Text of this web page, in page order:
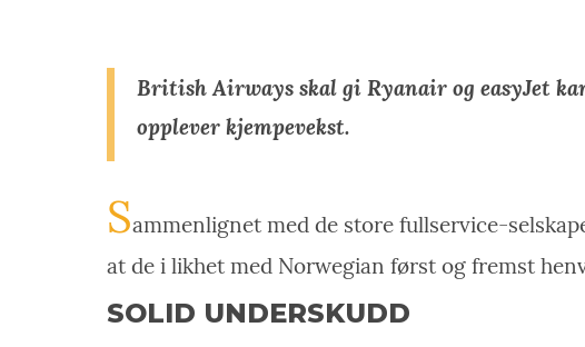
British Airways skal gi Ryanair og easyJet
opplever kjempevekst.
Sammenlignet med de store fullservice-
at de i likhet med Norwegian først og fremst
SOLID UNDERSKUDD